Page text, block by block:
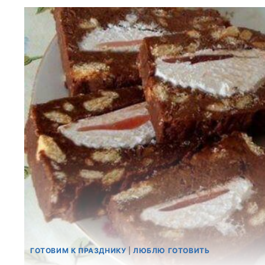
ГОТОВИМ К ПРАЗДНИКУ|ЛЮБЛЮ ГОТОВИТЬ